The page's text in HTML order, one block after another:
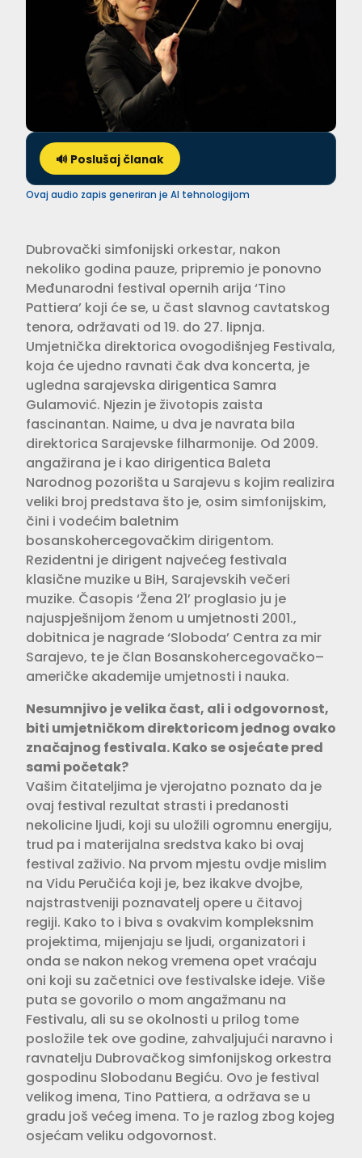
🔊 Poslušaj članak
Ovaj audio zapis generiran je AI tehnologijom
Dubrovački simfonijski orkestar, nakon
nekoliko godina pauze, pripremio je ponovno
Međunarodni festival opernih arija ‘Tino
Pattiera’ koji će se, u čast slavnog cavtatskog
tenora, održavati od 19. do 27. lipnja.
Umjetnička direktorica ovogodišnjeg Festivala,
koja će ujedno ravnati čak dva koncerta, je
ugledna sarajevska dirigentica Samra
Gulamović. Njezin je životopis zaista
fascinantan. Naime, u dva je navrata bila
direktorica Sarajevske filharmonije. Od 2009.
angažirana je i kao dirigentica Baleta
Narodnog pozorišta u Sarajevu s kojim realizira
veliki broj predstava što je, osim simfonijskim,
čini i vodećim baletnim
bosanskohercegovačkim dirigentom.
Rezidentni je dirigent najvećeg festivala
klasične muzike u BiH, Sarajevskih večeri
muzike. Časopis ‘Žena 21’ proglasio ju je
najuspješnijom ženom u umjetnosti 2001.,
dobitnica je nagrade ‘Sloboda’ Centra za mir
Sarajevo, te je član Bosanskohercegovačko–
američke akademije umjetnosti i nauka.
Nesumnjivo je velika čast, ali i odgovornost,
biti umjetničkom direktoricom jednog ovako
značajnog festivala. Kako se osjećate pred
sami početak?
Vašim čitateljima je vjerojatno poznato da je
ovaj festival rezultat strasti i predanosti
nekolicine ljudi, koji su uložili ogromnu energiju,
trud pa i materijalna sredstva kako bi ovaj
festival zaživio. Na prvom mjestu ovdje mislim
na Vidu Peručića koji je, bez ikakve dvojbe,
najstrastveniji poznavatelj opere u čitavoj
regiji. Kako to i biva s ovakvim kompleksnim
projektima, mijenjaju se ljudi, organizatori i
onda se nakon nekog vremena opet vraćaju
oni koji su začetnici ove festivalske ideje. Više
puta se govorilo o mom angažmanu na
Festivalu, ali su se okolnosti u prilog tome
posložile tek ove godine, zahvaljujući naravno i
ravnatelju Dubrovačkog simfonijskog orkestra
gospodinu Slobodanu Begiću. Ovo je festival
velikog imena, Tino Pattiera, a održava se u
gradu još većeg imena. To je razlog zbog kojeg
osjećam veliku odgovornost.